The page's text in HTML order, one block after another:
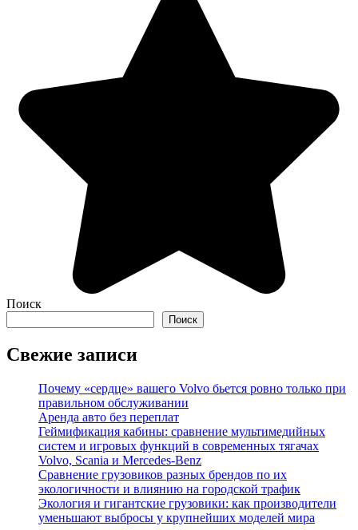
Поиск
Поиск
Свежие записи
Почему «сердце» вашего Volvo бьется ровно только при
правильном обслуживании
Аренда авто без переплат
Геймификация кабины: сравнение мультимедийных
систем и игровых функций в современных тягачах
Volvo, Scania и Mercedes-Benz
Сравнение грузовиков разных брендов по их
экологичности и влиянию на городской трафик
Экология и гигантские грузовики: как производители
уменьшают выбросы у крупнейших моделей мира